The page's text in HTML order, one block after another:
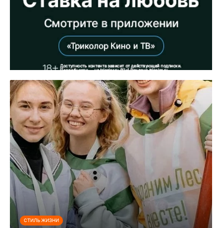
СТИЛЬ ЖИЗНИ